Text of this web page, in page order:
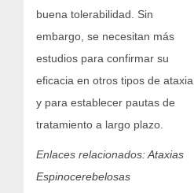
buena tolerabilidad. Sin
embargo, se necesitan más
estudios para confirmar su
eficacia en otros tipos de ataxia
y para establecer pautas de
tratamiento a largo plazo.
Enlaces relacionados:Ataxias
Espinocerebelosas